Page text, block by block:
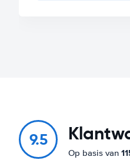
9.5
Op basis van